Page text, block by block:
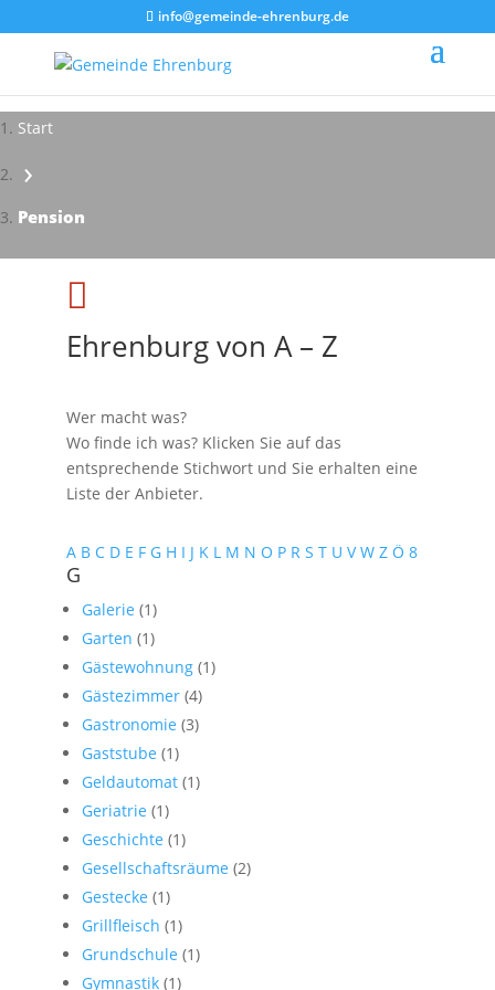
info@gemeinde-ehrenburg.de
Start
›
Pension
Impressionen - Mareike Kranz

Ehrenburg von A – Z
Wer macht was?
Wo finde ich was? Klicken Sie auf das
entsprechende Stichwort und Sie erhalten eine
Liste der Anbieter.
A B C D E F G H I J K L M N O P R S T U V W Z Ö 8
G
Galerie (1)
Garten (1)
Gästewohnung (1)
Gästezimmer (4)
Gastronomie (3)
Gaststube (1)
Geldautomat (1)
Geriatrie (1)
Geschichte (1)
Gesellschaftsräume (2)
Gestecke (1)
Grillfleisch (1)
Grundschule (1)
Gymnastik (1)